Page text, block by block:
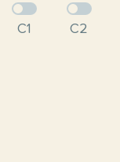
C1 C2